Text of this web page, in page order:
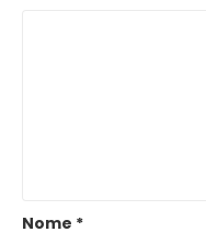
Nome *